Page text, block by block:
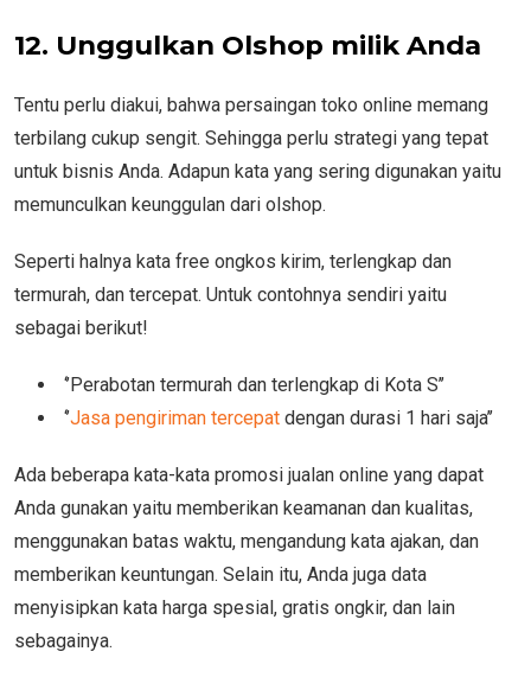
12. Unggulkan Olshop milik Anda
Tentu perlu diakui, bahwa persaingan toko online memang
terbilang cukup sengit. Sehingga perlu strategi yang tepat
untuk bisnis Anda. Adapun kata yang sering digunakan yaitu
memunculkan keunggulan dari olshop.
Seperti halnya kata free ongkos kirim, terlengkap dan
termurah, dan tercepat. Untuk contohnya sendiri yaitu
sebagai berikut!
‘’Perabotan termurah dan terlengkap di Kota S’’
‘’Jasa pengiriman tercepat dengan durasi 1 hari saja’’
Ada beberapa kata-kata promosi jualan online yang dapat
Anda gunakan yaitu memberikan keamanan dan kualitas,
menggunakan batas waktu, mengandung kata ajakan, dan
memberikan keuntungan. Selain itu, Anda juga data
menyisipkan kata harga spesial, gratis ongkir, dan lain
sebagainya.